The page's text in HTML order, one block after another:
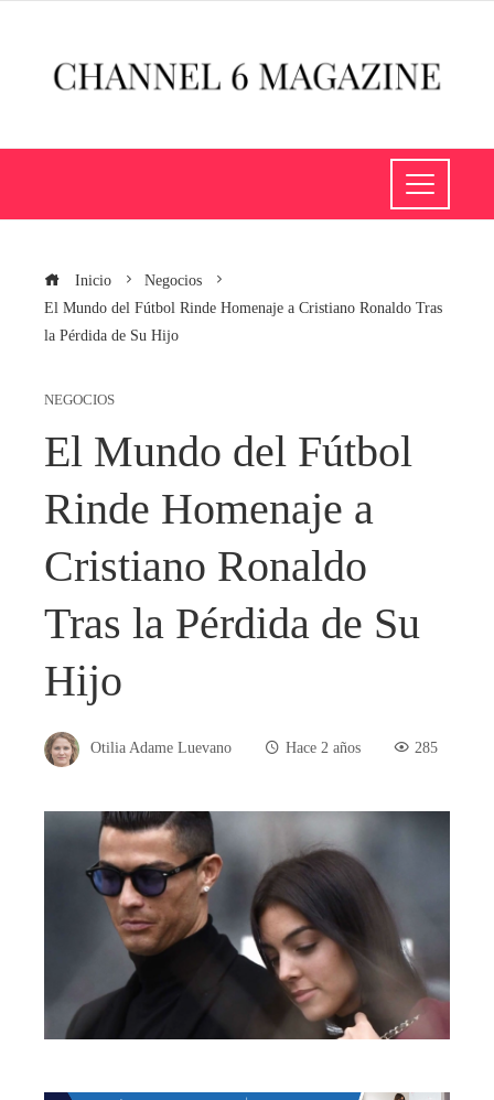
Inicio
Negocios
El Mundo del Fútbol Rinde Homenaje a Cristiano Ronaldo Tras
la Pérdida de Su Hijo
NEGOCIOS
El Mundo del Fútbol
Rinde Homenaje a
Cristiano Ronaldo
Tras la Pérdida de Su
Hijo
Otilia Adame Luevano Hace 2 años 285